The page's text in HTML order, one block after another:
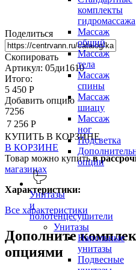
комплекты
гидромассажа
Массаж
общий
Массаж
тела
Массаж
спины
Массаж
шиацу
Массаж
ног
Подсветка
опции
Унитазы
и
полотенцесушители
Унитазы
Напольные
унитазы
Подвесные
Поделиться
Скопировать
Артикул: 05ди1610
Итого:
5 450 Р
Добавить опцию
7256
7 256 Р
КУПИТЬ В КОРЗИНЕ
В КОРЗИНЕ
Товар можно купитьв
магазинах
Характеристики:
Все характеристики
Дополните
опциями